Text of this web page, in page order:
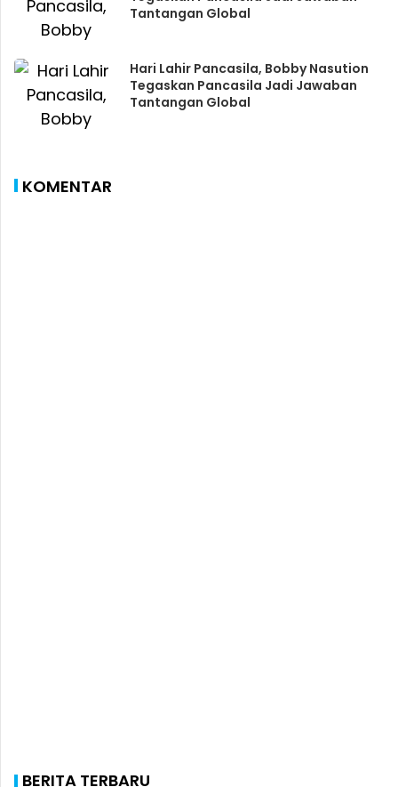
Tantangan Global
Hari Lahir Pancasila, Bobby Nasution
Tegaskan Pancasila Jadi Jawaban
Tantangan Global
KOMENTAR
BERITA TERBARU